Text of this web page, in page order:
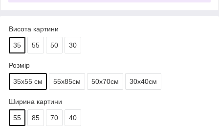
Висота картини
35 55 50 30
Розмір
35х55 см 55х85см 50х70см 30х40см
Ширина картини
55 85 70 40